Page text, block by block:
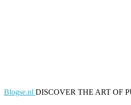
Blogse.nl DISCOVER THE ART OF